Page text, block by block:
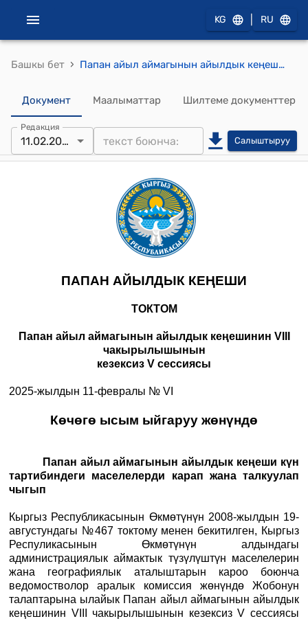
KG RU
Башкы бет › Папан айыл аймагынын айылдык кеңешинин 2025-жылдын 11-февралы № VI Көчөгө ысым ыйгаруу жөнүндө токтому
Документ Маалыматтар Шилтеме документтер
Редакция
11.02.2025 Салыштыруу